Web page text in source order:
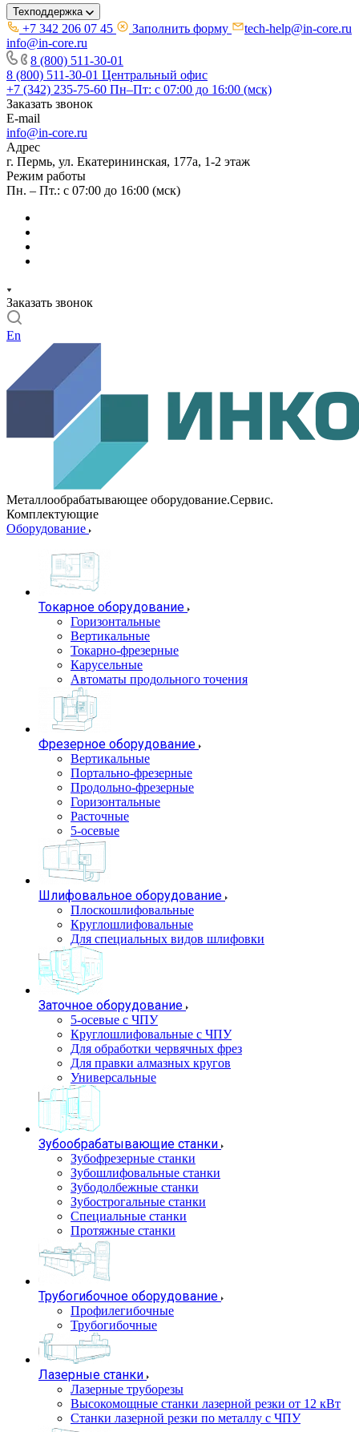
Техподдержка
+7 342 206 07 45 Заполнить форму
tech-help@in-core.ru
info@in-core.ru
8 (800) 511-30-01
8 (800) 511-30-01 Центральный офис
+7 (342) 235-75-60 Пн–Пт: с 07:00 до 16:00 (мск)
Заказать звонок
E-mail
info@in-core.ru
Адрес
г. Пермь, ул. ​Екатерининская, 177а, ​1-2 этаж
Режим работы
Пн. – Пт.: с 07:00 до 16:00 (мск)
Заказать звонок
En
Металлообрабатывающее оборудование.Сервис.
Комплектующие
Оборудование
Токарное оборудование
Горизонтальные
Вертикальные
Токарно-фрезерные
Карусельные
Автоматы продольного точения
Фрезерное оборудование
Вертикальные
Портально-фрезерные
Продольно-фрезерные
Горизонтальные
Расточные
5-осевые
Шлифовальное оборудование
Плоскошлифовальные
Круглошлифовальные
Для специальных видов шлифовки
Заточное оборудование
5-осевые с ЧПУ
Круглошлифовальные с ЧПУ
Для обработки червячных фрез
Для правки алмазных кругов
Универсальные
Зубообрабатывающие станки
Зубофрезерные станки
Зубошлифовальные станки
Зубодолбежные станки
Зубострогальные станки
Специальные станки
Протяжные станки
Трубогибочное оборудование
Профилегибочные
Трубогибочные
Лазерные станки
Лазерные труборезы
Высокомощные станки лазерной резки от 12 кВт
Станки лазерной резки по металлу с ЧПУ